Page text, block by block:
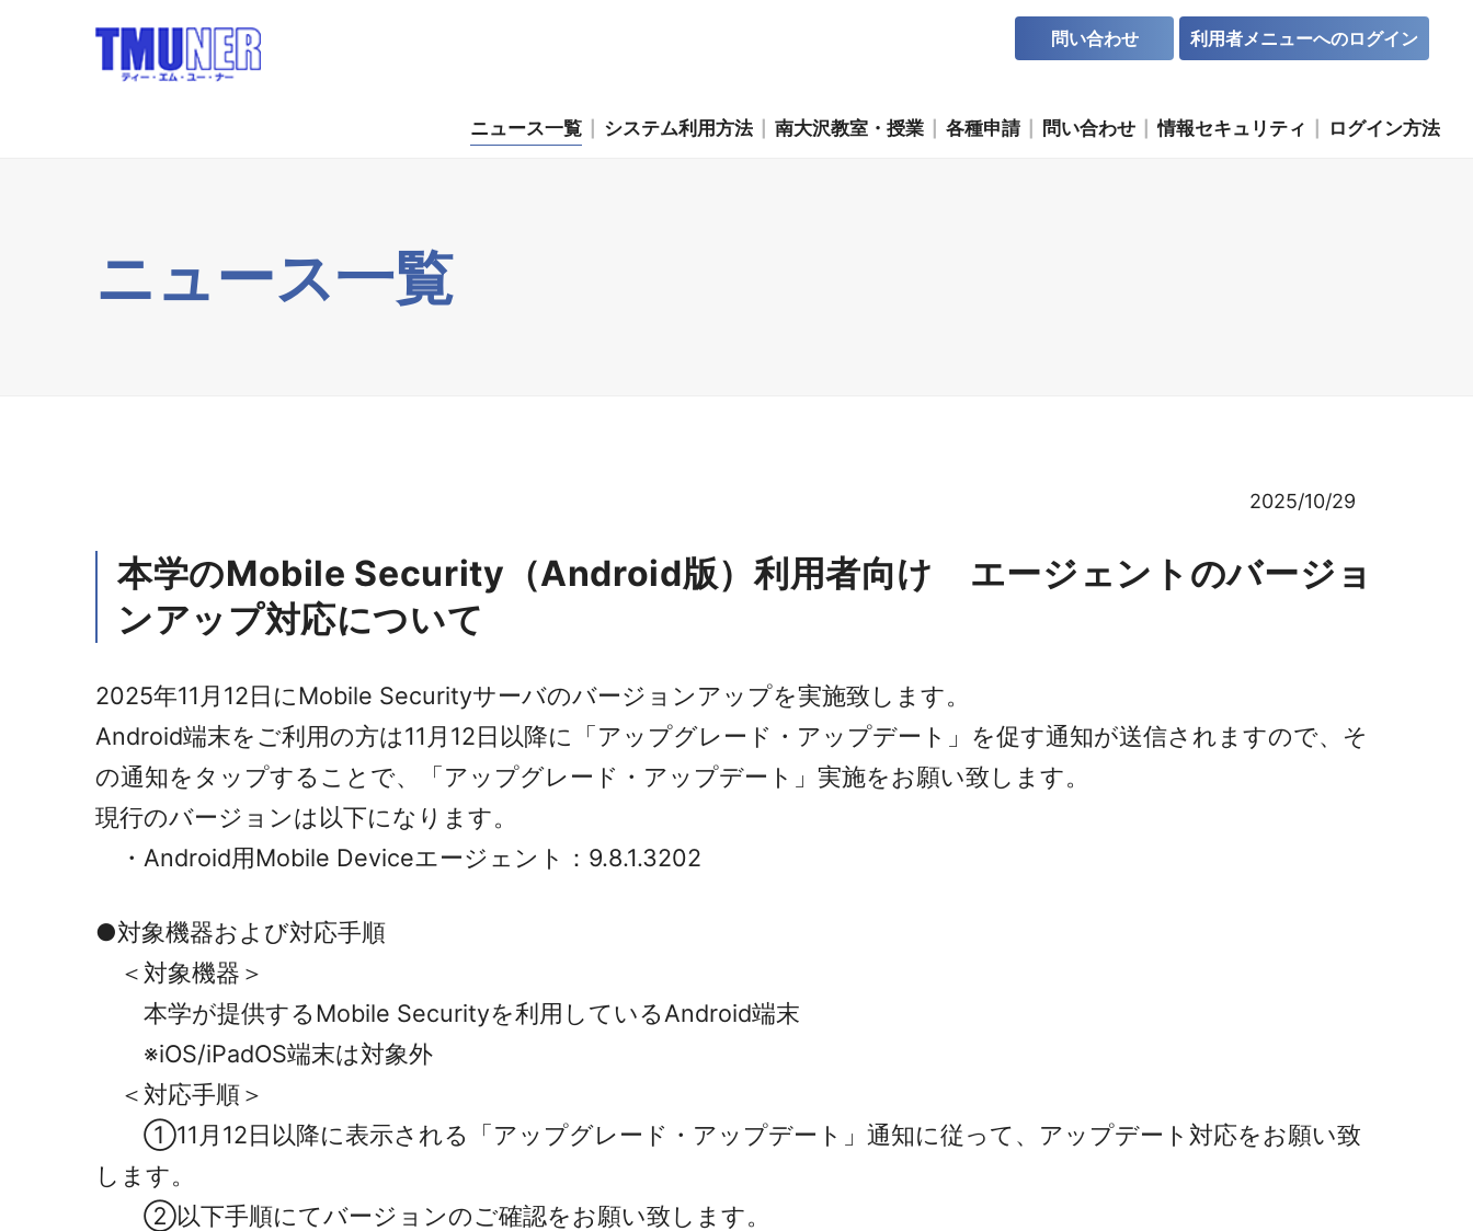
ニュース一覧
2025/10/29
本学のMobile Security（Android版）利用者向け エージェントのバージョ
ンアップ対応について
2025年11月12日にMobile Securityサーバのバージョンアップを実施致します。
Android端末をご利用の方は11月12日以降に「アップグレード・アップデート」を促す通知が送信されますので、そ
の通知をタップすることで、「アップグレード・アップデート」実施をお願い致します。
現行のバージョンは以下になります。
・Android用Mobile Deviceエージェント：9.8.1.3202
●対象機器および対応手順
＜対象機器＞
本学が提供するMobile Securityを利用しているAndroid端末
※iOS/iPadOS端末は対象外
＜対応手順＞
①11月12日以降に表示される「アップグレード・アップデート」通知に従って、アップデート対応をお願い致
します。
②以下手順にてバージョンのご確認をお願い致します。
問い合わせ 利用者メニューへのログイン
ニュース一覧 システム利用方法 南大沢教室・授業 各種申請 問い合わせ 情報セキュリティ ログイン方法